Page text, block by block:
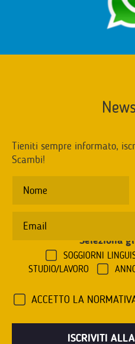
Tieniti sempre informato,
Scambi!
Seleziona
SOGGIORNI
STUDIO/LAVORO
ACCETTO LA